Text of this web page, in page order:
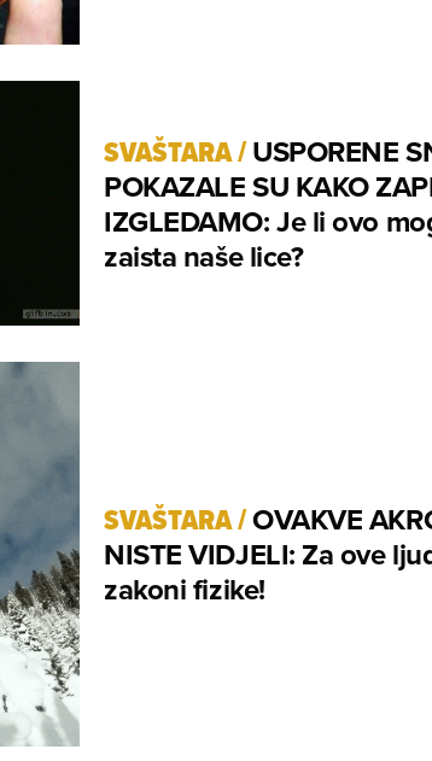
SVAŠTARA/USPORENE
POKAZALE SU KAKO
IZGLEDAMO: Je li ovo
zaista naše lice?
SVAŠTARA/OVAKVE
NISTE VIDJELI: Za ove
zakoni fizike!